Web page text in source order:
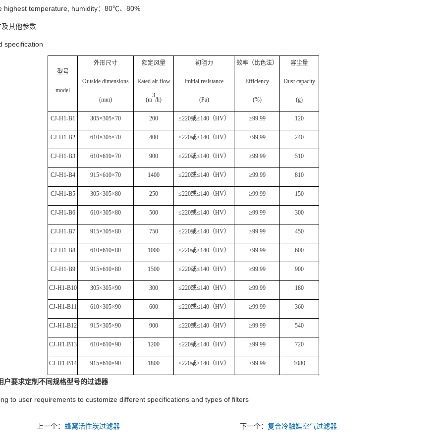
highest temperature, humidity：80℃、80%
其他参数
specification
型号
model
外形尺寸
Outside dimensions
(mm)
额定风量
Rated air flow
(m
3
/h)
初阻力
Imitial resistance
(Pa)
效率（比色法）
Efficiency
(%)
容尘量
Dust capacity
(g)
CJ-H1-B1 305×305×70 200 ≤220或≤140（HV） ≥99.99 120
CJ-H1-B2 610×305×70 400 ≤220或≤140（HV） ≥99.99 240
CJ-H1-B3 610×610×70 900 ≤220或≤140（HV） ≥99.99 510
CJ-H1-B4 915×610×70 1400 ≤220或≤140（HV） ≥99.99 810
CJ-H1-B5 305×305×80 250 ≤220或≤140（HV） ≥99.99 150
CJ-H1-B6 610×305×80 500 ≤220或≤140（HV） ≥99.99 300
CJ-H1-B7 915×305×80 750 ≤220或≤140（HV） ≥99.99 450
CJ-H1-B8 610×610×80 1000 ≤220或≤140（HV） ≥99.99 600
CJ-H1-B9 915×610×80 1500 ≤220或≤140（HV） ≥99.99 900
CJ-H1-B10 305×305×90 300 ≤220或≤140（HV） ≥99.99 180
CJ-H1-B11 610×305×90 600 ≤220或≤140（HV） ≥99.99 360
CJ-H1-B12 915×305×90 900 ≤220或≤140（HV） ≥99.99 540
CJ-H1-B13 610×610×90 1200 ≤220或≤140（HV） ≥99.99 720
CJ-H1-B14 915×610×90 1800 ≤220或≤140（HV） ≥99.99 1080
户要求定制不同规格型号的过滤器
to user requirements to customize different specifications and types of filters
上一个： 蜂窝活性炭过滤器 下一个：复合冷触媒空气过滤器